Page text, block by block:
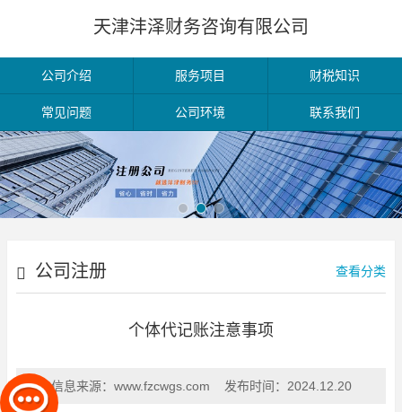
天津沣泽财务咨询有限公司
公司介绍 服务项目 财税知识
常见问题 公司环境 联系我们
公司注册 查看分类
个体代记账注意事项
信息来源： www.fzcwgs.com 发布时间： 2024.12.20